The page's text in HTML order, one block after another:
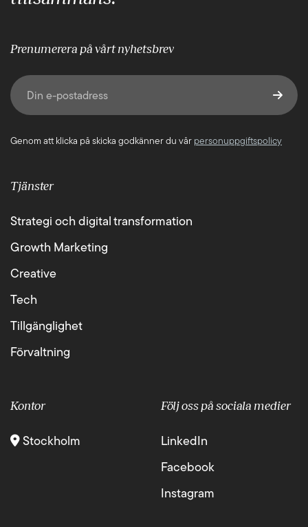
Prenumerera på vårt nyhetsbrev
E-post(Obligatoriskt)
Genom att klicka på skicka godkänner du vår personuppgiftspolicy
Tjänster
Strategi och digital transformation
Growth Marketing
Creative
Tech
Tillgänglighet
Förvaltning
Kontor
Stockholm
Följ oss på sociala medier
LinkedIn
Facebook
Instagram